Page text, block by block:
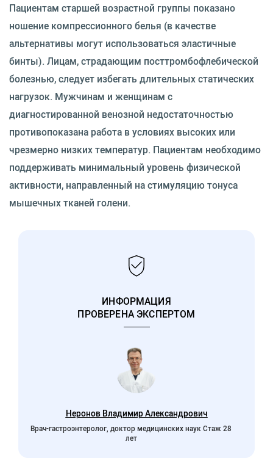
Пациентам старшей возрастной группы показано
ношение компрессионного белья (в качестве
альтернативы могут использоваться эластичные
бинты). Лицам, страдающим посттромбофлебической
болезнью, следует избегать длительных статических
нагрузок. Мужчинам и женщинам с
диагностированной венозной недостаточностью
противопоказана работа в условиях высоких или
чрезмерно низких температур. Пациентам необходимо
поддерживать минимальный уровень физической
активности, направленный на стимуляцию тонуса
мышечных тканей голени.
ИНФОРМАЦИЯ
ПРОВЕРЕНА ЭКСПЕРТОМ
Неронов Владимир Александрович
Врач-гастроэнтеролог, доктор медицинских наук Стаж 28
лет